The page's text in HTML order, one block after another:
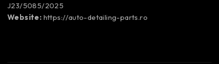
J23/5085/2025
Website: https://auto-detailing-parts.ro